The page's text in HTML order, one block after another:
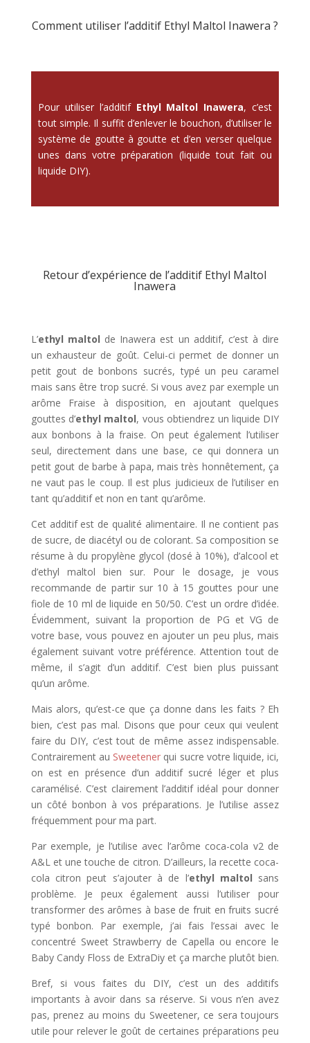
Comment utiliser l’additif Ethyl Maltol Inawera ?
Pour utiliser l’additif Ethyl Maltol Inawera, c’est
tout simple. Il suffit d’enlever le bouchon, d’utiliser le
système de goutte à goutte et d’en verser quelque
unes dans votre préparation (liquide tout fait ou
liquide DIY).
Retour d’expérience de l’additif Ethyl Maltol
Inawera
L’ethyl maltol de Inawera est un additif, c’est à dire
un exhausteur de goût. Celui-ci permet de donner un
petit gout de bonbons sucrés, typé un peu caramel
mais sans être trop sucré. Si vous avez par exemple un
arôme Fraise à disposition, en ajoutant quelques
gouttes d’ethyl maltol, vous obtiendrez un liquide DIY
aux bonbons à la fraise. On peut également l’utiliser
seul, directement dans une base, ce qui donnera un
petit gout de barbe à papa, mais très honnêtement, ça
ne vaut pas le coup. Il est plus judicieux de l’utiliser en
tant qu’additif et non en tant qu’arôme.
Cet additif est de qualité alimentaire. Il ne contient pas
de sucre, de diacétyl ou de colorant. Sa composition se
résume à du propylène glycol (dosé à 10%), d’alcool et
d’ethyl maltol bien sur. Pour le dosage, je vous
recommande de partir sur 10 à 15 gouttes pour une
fiole de 10 ml de liquide en 50/50. C’est un ordre d’idée.
Évidemment, suivant la proportion de PG et VG de
votre base, vous pouvez en ajouter un peu plus, mais
également suivant votre préférence. Attention tout de
même, il s’agit d’un additif. C’est bien plus puissant
qu’un arôme.
Mais alors, qu’est-ce que ça donne dans les faits ? Eh
bien, c’est pas mal. Disons que pour ceux qui veulent
faire du DIY, c’est tout de même assez indispensable.
Contrairement au Sweetener qui sucre votre liquide, ici,
on est en présence d’un additif sucré léger et plus
caramélisé. C’est clairement l’additif idéal pour donner
un côté bonbon à vos préparations. Je l’utilise assez
fréquemment pour ma part.
Par exemple, je l’utilise avec l’arôme coca-cola v2 de
A&L et une touche de citron. D’ailleurs, la recette coca-
cola citron peut s’ajouter à de l’ethyl maltol sans
problème. Je peux également aussi l’utiliser pour
transformer des arômes à base de fruit en fruits sucré
typé bonbon. Par exemple, j’ai fais l’essai avec le
concentré Sweet Strawberry de Capella ou encore le
Baby Candy Floss de ExtraDiy et ça marche plutôt bien.
Bref, si vous faites du DIY, c’est un des additifs
importants à avoir dans sa réserve. Si vous n’en avez
pas, prenez au moins du Sweetener, ce sera toujours
utile pour relever le goût de certaines préparations peu